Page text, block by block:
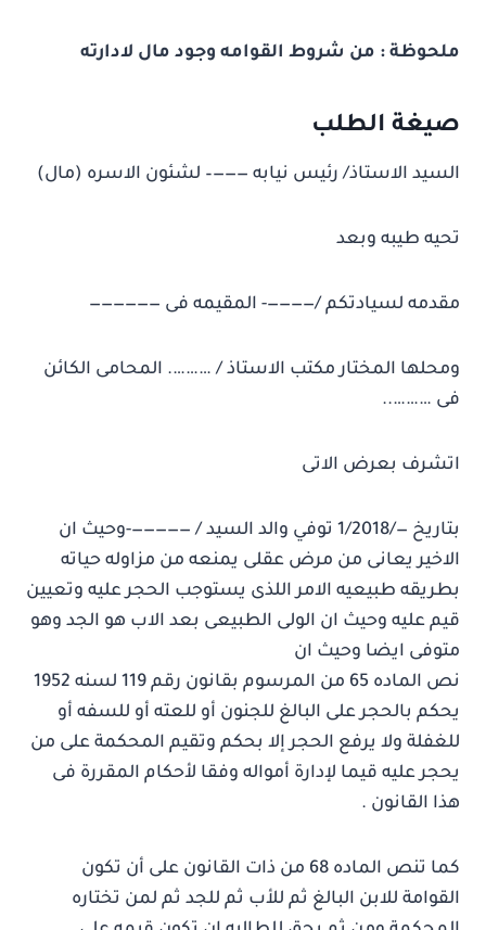
ملحوظة : من شروط القوامه وجود مال لادارته
صيغة الطلب
السيد الاستاذ/ رئيس نيابه ———– لشئون الاسره (مال)
تحيه طيبه وبعد
مقدمه لسيادتكم /————- المقيمه فى ——————
ومحلها المختار مكتب الاستاذ / ………. المحامى الكائن
فى ………..
اتشرف بعرض الاتى
بتاريخ —/1/2018 توفي والد السيد / —————-وحيث ان
الاخير يعانى من مرض عقلى يمنعه من مزاوله حياته
بطريقه طبيعيه الامر اللذى يستوجب الحجر عليه وتعيين
قيم عليه وحيث ان الولى الطبيعى بعد الاب هو الجد وهو
متوفى ايضا وحيث ان
نص الماده 65 من المرسوم بقانون رقم 119 لسنه 1952
يحكم بالحجر على البالغ للجنون أو للعته أو للسفه أو
للغفلة ولا يرفع الحجر إلا بحكم وتقيم المحكمة على من
يحجر عليه قيما لإدارة أمواله وفقا لأحكام المقررة فى
هذا القانون .
كما تنص الماده 68 من ذات القانون على أن تكون
القوامة للابن البالغ ثم للأب ثم للجد ثم لمن تختاره